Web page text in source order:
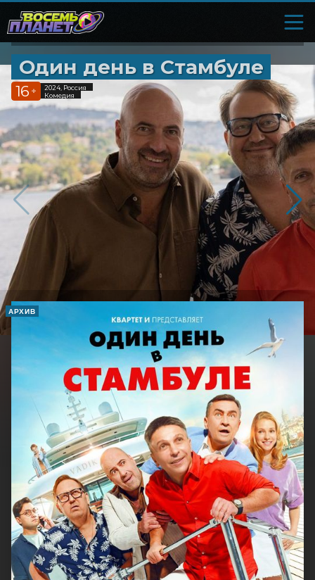
Один день в Стамбуле
16 +
2024, Россия
Комедия
АРХИВ